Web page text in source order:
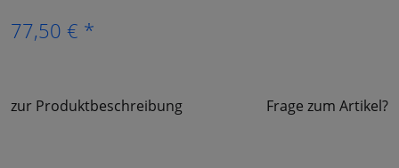
77,50 € *
zur Produktbeschreibung Frage zum Artikel?